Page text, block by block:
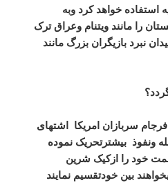
خواهد کرد وبه
را مانند ویتنام وعراق ترک
نبرد بازیگران بزرگ مانند
نافرجام سربازان امریکا اشتهای
ونفوذ بیشترتحریک نموده
خود را ازکیک شرین
بین خودتقسیم نمایند